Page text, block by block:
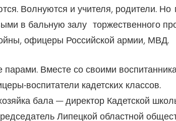
Волнуются и учителя, родители. Но
в бальную залу торжественного
офицеры Российской армии, МВД.
Вместе со своими
воспитатели кадетских классов.
бала — директор Кадетской
Липецкой областной